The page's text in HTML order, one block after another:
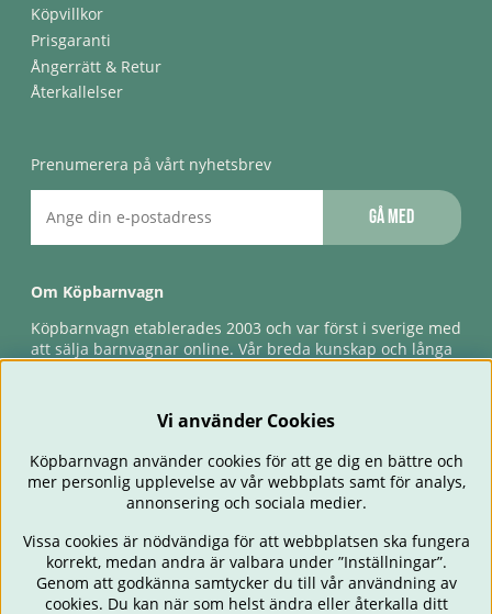
Köpvillkor
Prisgaranti
Ångerrätt & Retur
Återkallelser
Prenumerera på vårt nyhetsbrev
Gå med
Om Köpbarnvagn
Köpbarnvagn etablerades 2003 och var först i sverige med
att sälja barnvagnar online. Vår breda kunskap och långa
förlossningsgaranti & förlängd ångerrätt.
BARNVAGNAR BILSTOLAR BABY ÄTA & MATA RESA
Vi använder Cookies
Köpbarnvagn använder cookies för att ge dig en bättre och
mer personlig upplevelse av vår webbplats samt för analys,
annonsering och sociala medier.
Vissa cookies är nödvändiga för att webbplatsen ska fungera
korrekt, medan andra är valbara under ”Inställningar”.
Genom att godkänna samtycker du till vår användning av
cookies. Du kan när som helst ändra eller återkalla ditt